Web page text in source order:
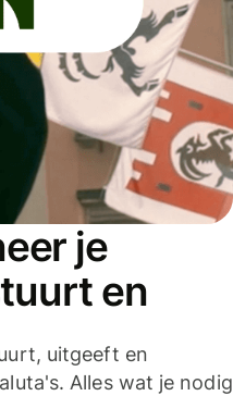
je
en
uitgeeft en
Alles wat je nodig